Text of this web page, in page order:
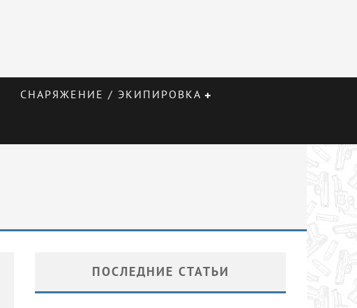
СНАРЯЖЕНИЕ / ЭКИПИРОВКА
ПОСЛЕДНИЕ СТАТЬИ